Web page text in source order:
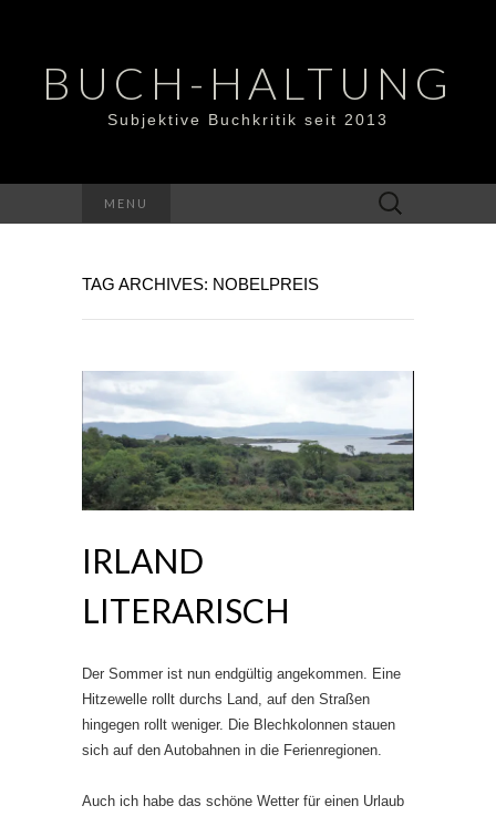
BUCH-HALTUNG
Subjektive Buchkritik seit 2013
MENU
Suchen
nach:
TAG ARCHIVES: NOBELPREIS
IRLAND
LITERARISCH
Der Sommer ist nun endgültig angekommen. Eine
Hitzewelle rollt durchs Land, auf den Straßen
hingegen rollt weniger. Die Blechkolonnen stauen
sich auf den Autobahnen in die Ferienregionen.
Auch ich habe das schöne Wetter für einen Urlaub